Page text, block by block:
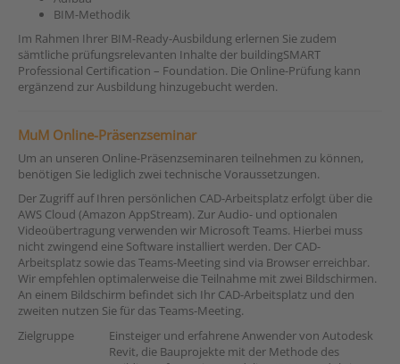
BIM-Methodik
Im Rahmen Ihrer BIM-Ready-Ausbildung erlernen Sie zudem
sämtliche prüfungsrelevanten Inhalte der buildingSMART
Professional Certification – Foundation. Die Online-Prüfung kann
ergänzend zur Ausbildung hinzugebucht werden.
MuM Online-Präsenzseminar
Um an unseren Online-Präsenzseminaren teilnehmen zu können,
benötigen Sie lediglich zwei technische Voraussetzungen.
Der Zugriff auf Ihren persönlichen CAD-Arbeitsplatz erfolgt über die
AWS Cloud (Amazon AppStream). Zur Audio- und optionalen
Videoübertragung verwenden wir Microsoft Teams. Hierbei muss
nicht zwingend eine Software installiert werden. Der CAD-
Arbeitsplatz sowie das Teams-Meeting sind via Browser erreichbar.
Wir empfehlen optimalerweise die Teilnahme mit zwei Bildschirmen.
An einem Bildschirm befindet sich Ihr CAD-Arbeitsplatz und den
zweiten nutzen Sie für das Teams-Meeting.
Zielgruppe
Einsteiger und erfahrene Anwender von Autodesk
Revit, die Bauprojekte mit der Methode des